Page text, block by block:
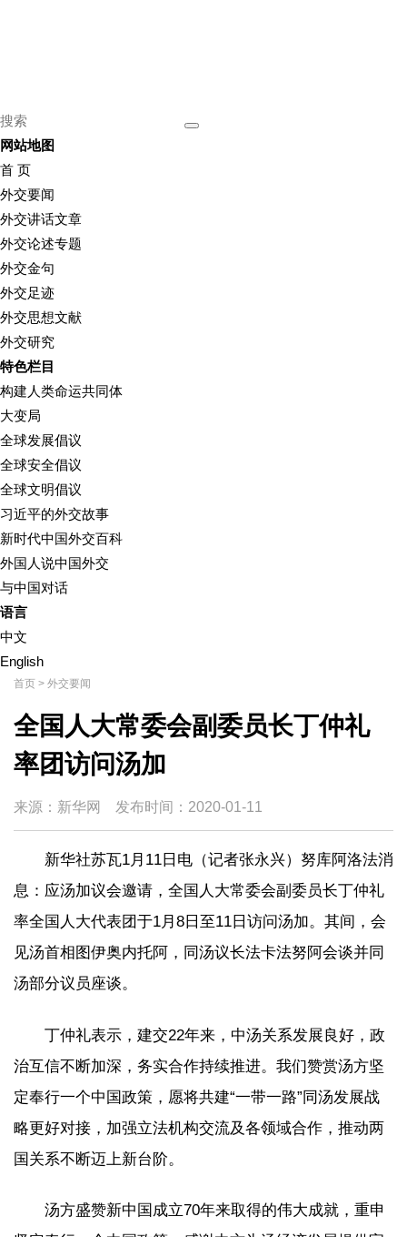
网站地图
首 页
外交要闻
外交讲话文章
外交论述专题
外交金句
外交足迹
外交思想文献
外交研究
特色栏目
构建人类命运共同体
大变局
全球发展倡议
全球安全倡议
全球文明倡议
习近平的外交故事
新时代中国外交百科
外国人说中国外交
与中国对话
语言
中文
English
首页 > 外交要闻
全国人大常委会副委员长丁仲礼
率团访问汤加
来源：新华网 发布时间： 2020-01-11
新华社苏瓦1月11日电（记者张永兴）努库阿洛法消
息：应汤加议会邀请，全国人大常委会副委员长丁仲礼
率全国人大代表团于1月8日至11日访问汤加。其间，会
见汤首相图伊奥内托阿，同汤议长法卡法努阿会谈并同
汤部分议员座谈。
丁仲礼表示，建交22年来，中汤关系发展良好，政
治互信不断加深，务实合作持续推进。我们赞赏汤方坚
定奉行一个中国政策，愿将共建“一带一路”同汤发展战
略更好对接，加强立法机构交流及各领域合作，推动两
国关系不断迈上新台阶。
汤方盛赞新中国成立70年来取得的伟大成就，重申